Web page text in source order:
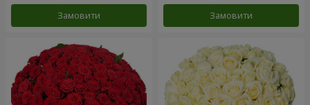
Замовити Замовити